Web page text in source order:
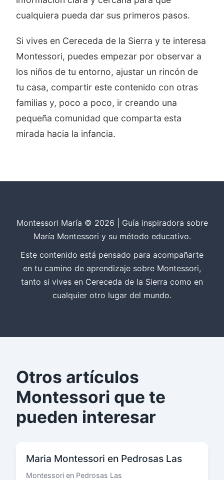
cualquiera pueda dar sus primeros pasos.
Si vives en Cereceda de la Sierra y te interesa
Montessori, puedes empezar por observar a
los niños de tu entorno, ajustar un rincón de
tu casa, compartir este contenido con otras
familias y, poco a poco, ir creando una
pequeña comunidad que comparta esta
mirada hacia la infancia.
Montessori María © 2026 | Guía inspiradora sobre
María Montessori y su método educativo.
Este contenido está pensado para acompañarte
en tu camino de aprendizaje sobre Montessori,
tanto si vives en Cereceda de la Sierra como en
cualquier otro lugar del mundo.
Otros artículos
Montessori que te
pueden interesar
Maria Montessori en Pedrosas Las
Montessori en Pedrosas Las